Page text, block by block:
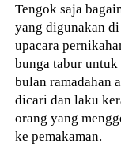
Tengok saja
yang digunakan
upacara
bunga tabur
bulan ramadahan
dicari dan laku
orang yang
ke pemakaman.